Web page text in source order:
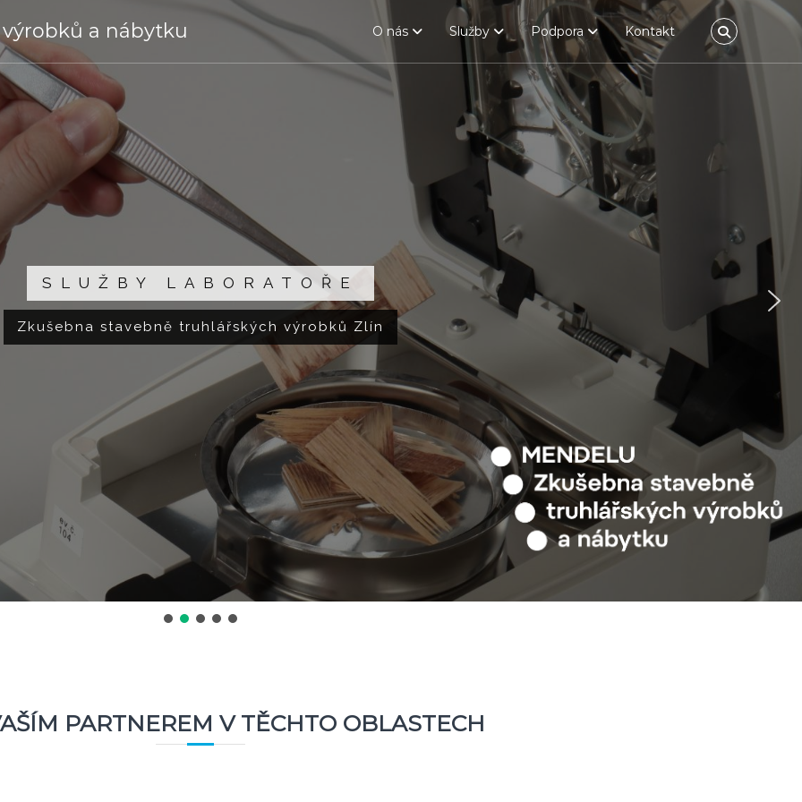
a nábytku O nás Služby Podpora Kontakt
SLUŽBY LABORATOŘE
Zkušebna stavebně truhlářských výrobků Zlín
PARTNEREM V TĚCHTO OBLASTECH